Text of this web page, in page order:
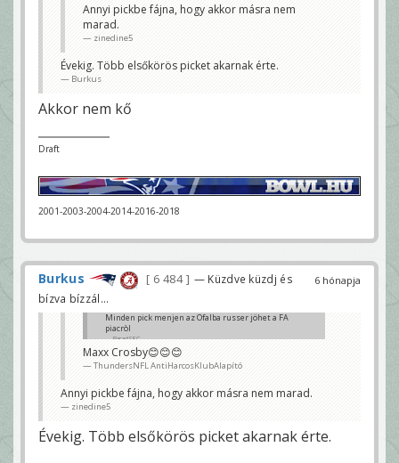
Maxx Crosby😊😊😊
ThundersNFL AntiHarcosKlubAlapító
Annyi pickbe fájna, hogy akkor másra nem
marad.
zinedine5
Évekig. Több elsőkörös picket akarnak érte.
Burkus
Akkor nem kő
Draft
2001-2003-2004-2014-2016-2018
6 hónapja
Burkus 6 484
— Küzdve küzdj és
bízva bízzál...
Minden pick menjen az Ofalba russer jöhet a FA
piacròl
ParadSEC
Maxx Crosby😊😊😊
ThundersNFL AntiHarcosKlubAlapító
Annyi pickbe fájna, hogy akkor másra nem marad.
zinedine5
Évekig. Több elsőkörös picket akarnak érte.